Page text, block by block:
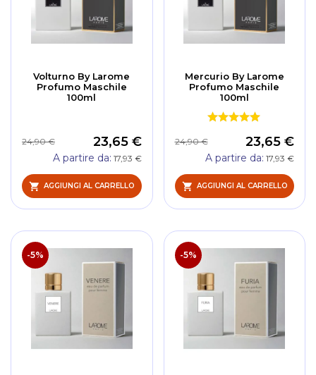
Volturno By Larome
Profumo Maschile
100ml
23,65 €
24,90 €
A partire da 17,93 €
AGGIUNGI AL CARRELLO
Mercurio By Larome
Profumo Maschile
100ml
23,65 €
24,90 €
A partire da 17,93 €
AGGIUNGI AL CARRELLO
-5% -5%